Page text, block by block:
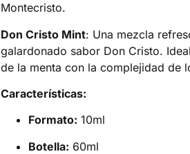
Montecristo.
Don Cristo Mint: Una mezcla
galardonado sabor Don Cristo.
de la menta con la complejidad de
Características:
Formato: 10ml
Botella: 60ml